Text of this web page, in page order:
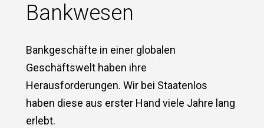
Bankwesen
Bankgeschäfte in einer globalen
Geschäftswelt haben ihre
Herausforderungen. Wir bei Staatenlos
haben diese aus erster Hand viele Jahre lang
erlebt.